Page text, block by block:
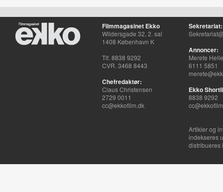
Filmmagasinet Ekko
Wildersgade 32, 2. sal
1408 København K
Tlf. 8838 9292
CVR. 3468 8443
Chefredaktør:
Claus Christensen
2729 0011
cc@ekkofilm.dk
Sekretariat:
Annoncer:
Merete
6111 5851
Ekko
8838 9292
Artikler og
indekseres
distribueres